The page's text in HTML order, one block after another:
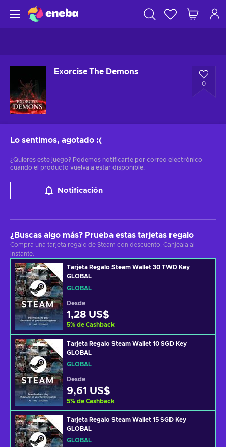
Exorcise The Demons
0
Lo sentimos, agotado :(
¿Quieres este juego? Podemos notificarte por correo electrónico
cuando el producto vuelva a estar disponible.
Notificación
¿Buscas algo más? Prueba estas tarjetas regalo
Compra una tarjeta regalo de Steam con descuento. Canjéala al
instante.
Tarjeta Regalo Steam Wallet 30 TWD Key
GLOBAL
GLOBAL
Desde
1,28 US$
5% de Cashback
Tarjeta Regalo Steam Wallet 10 SGD Key
GLOBAL
GLOBAL
Desde
9,61 US$
5% de Cashback
Tarjeta Regalo Steam Wallet 15 SGD Key
GLOBAL
GLOBAL